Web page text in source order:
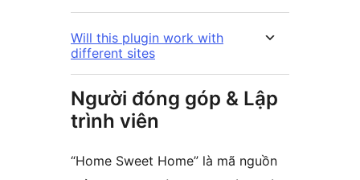
Will this plugin work with
different sites
Người đóng góp & Lập
trình viên
“Home Sweet Home” là mã nguồn